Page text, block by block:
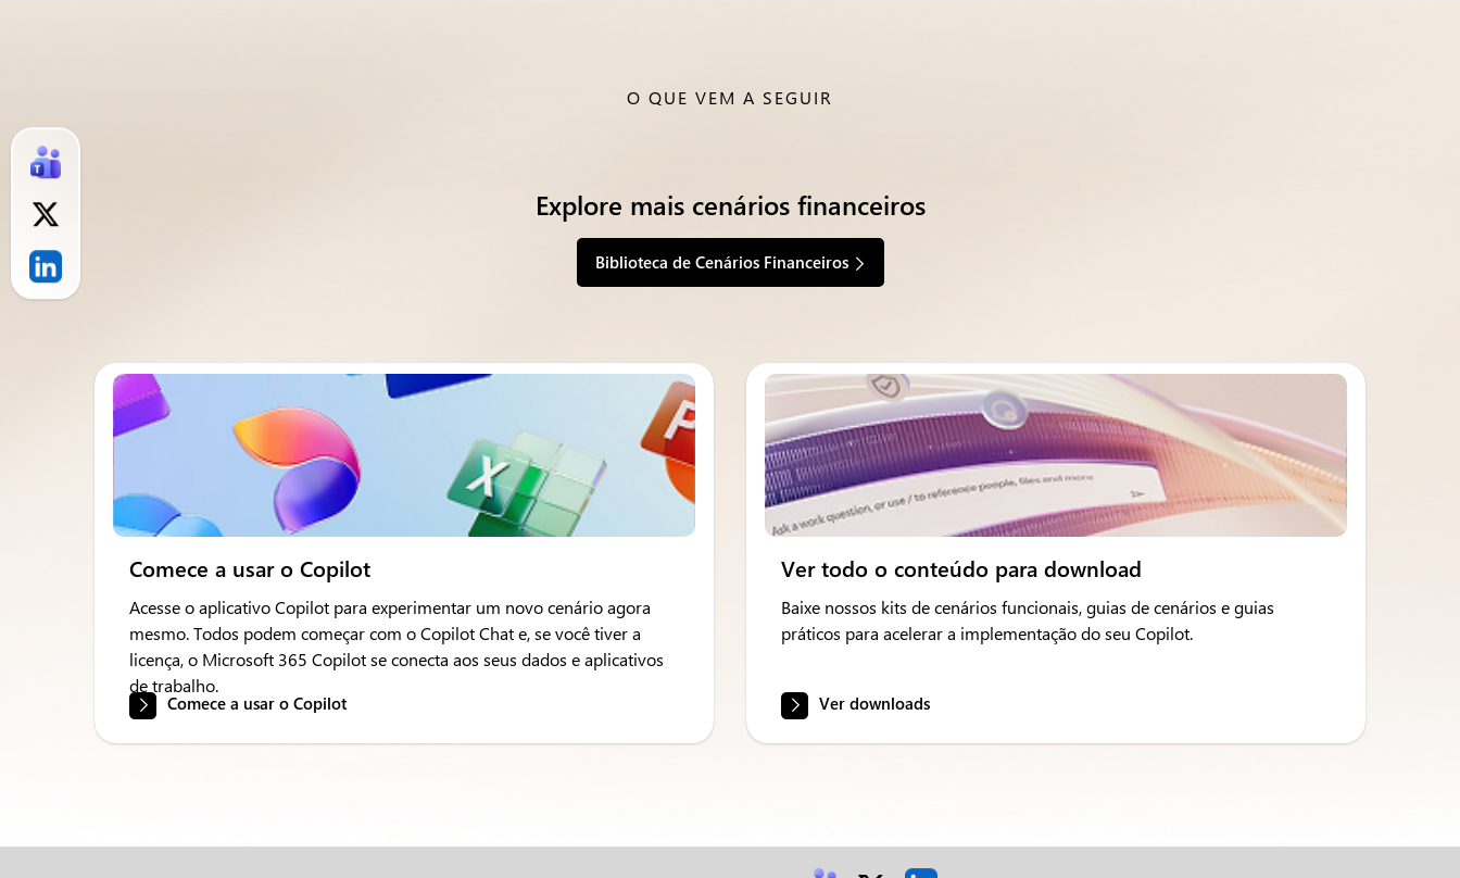
O QUE VEM A SEGUIR
Explore mais cenários financeiros
Biblioteca de Cenários Financeiros
Comece a usar o Copilot
Acesse o aplicativo Copilot para experimentar um novo cenário agora
mesmo. Todos podem começar com o Copilot Chat e, se você tiver a
licença, o Microsoft 365 Copilot se conecta aos seus dados e aplicativos
de trabalho.
Comece a usar o Copilot
Ver todo o conteúdo para download
Baixe nossos kits de cenários funcionais, guias de cenários e guias
práticos para acelerar a implementação do seu Copilot.
Ver downloads